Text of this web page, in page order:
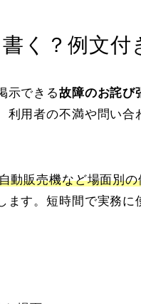
く？例文付
示できる故障のお詫び
用者の不満や問い
動販売機など場面別の
す。短時間で実務